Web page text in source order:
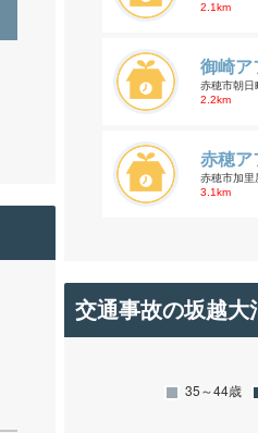
2.1km
御崎ア
赤穂市朝日
2.2km
赤穂ア
赤穂市加里
3.1km
交通事故の坂越大